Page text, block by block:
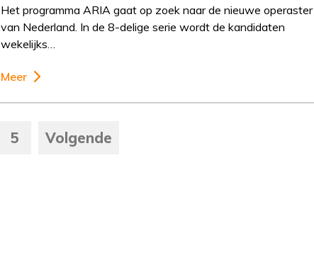
Het programma ARIA gaat op zoek naar de nieuwe operaster
van Nederland. In de 8-delige serie wordt de kandidaten
wekelijks…
Meer
5 Volgende